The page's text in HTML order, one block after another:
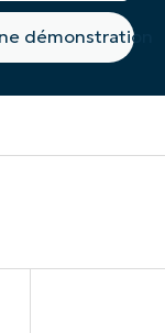
démonstration